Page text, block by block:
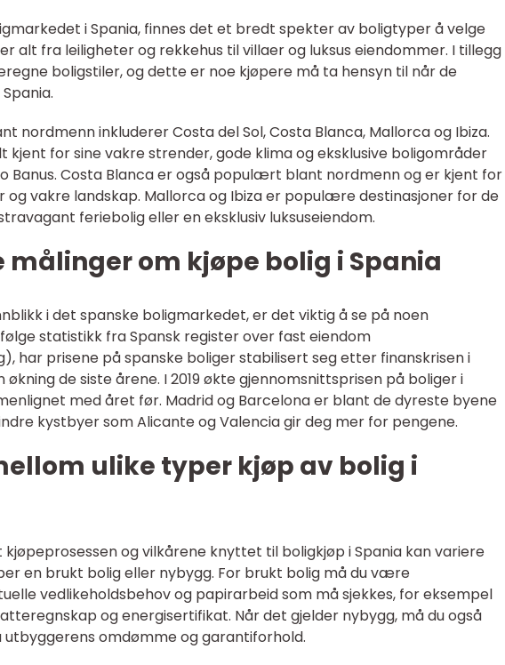
i Spania, finnes det et bredt spekter av boligtyper å velge
alt fra leiligheter og rekkehus til villaer og luksus eiendommer. I tillegg
boligstiler, og dette er noe kjøpere må ta hensyn til når de
nordmenn inkluderer Costa del Sol, Costa Blanca, Mallorca og Ibiza.
kjent for sine vakre strender, gode klima og eksklusive boligområder
Banus. Costa Blanca er også populært blant nordmenn og er kjent for
og vakre landskap. Mallorca og Ibiza er populære destinasjoner for de
feriebolig eller en eksklusiv luksuseiendom.
om kjøpe bolig i Spania
i det spanske boligmarkedet, er det viktig å se på noen
statistikk fra Spansk register over fast eiendom
har prisene på spanske boliger stabilisert seg etter finanskrisen i
økning de siste årene. I 2019 økte gjennomsnittsprisen på boliger i
med året før. Madrid og Barcelona er blant de dyreste byene
kystbyer som Alicante og Valencia gir deg mer for pengene.
ulike typer kjøp av bolig i
og vilkårene knyttet til boligkjøp i Spania kan variere
en brukt bolig eller nybygg. For brukt bolig må du være
vedlikeholdsbehov og papirarbeid som må sjekkes, for eksempel
og energisertifikat. Når det gjelder nybygg, må du også
omdømme og garantiforhold.